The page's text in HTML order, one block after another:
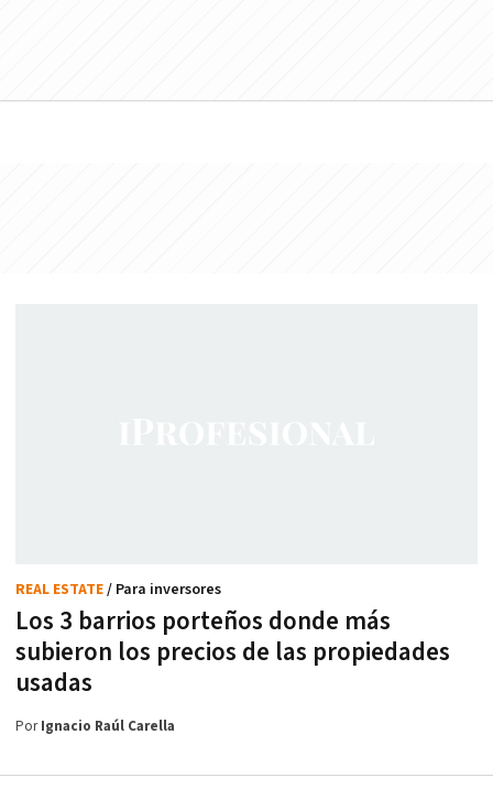
Los 3 barrios porteños donde más
subieron los precios de las propiedades
usadas
REAL ESTATE/ Para inversores
PorIgnacio Raúl Carella